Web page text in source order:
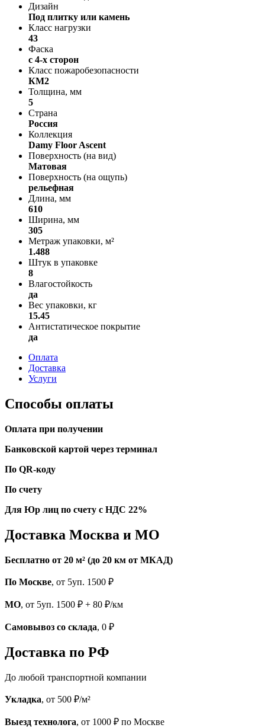
Дизайн
Под плитку или камень
Класс нагрузки
43
Фаска
с 4-х сторон
Класс пожаробезопасности
КМ2
Толщина, мм
5
Страна
Россия
Коллекция
Damy Floor Ascent
Поверхность (на вид)
Матовая
Поверхность (на ощупь)
рельефная
Длина, мм
610
Ширина, мм
305
Метраж упаковки, м²
1.488
Штук в упаковке
8
Влагостойкость
да
Вес упаковки, кг
15.45
Антистатическое покрытие
да
Оплата
Доставка
Услуги
Способы оплаты
Оплата при получении
Банковской картой через терминал
По QR-коду
По счету
Для Юр лиц по счету с НДС 22%
Доставка Москва и МО
Бесплатно от 20 м² (до 20 км от МКАД)
По Москве, от 5уп. 1500 ₽
МО, от 5уп. 1500 ₽ + 80 ₽/км
Самовывоз со склада, 0 ₽
Доставка по РФ
До любой транспортной компании
Укладка, от 500 ₽/м²
Выезд технолога, от 1000 ₽ по Москве